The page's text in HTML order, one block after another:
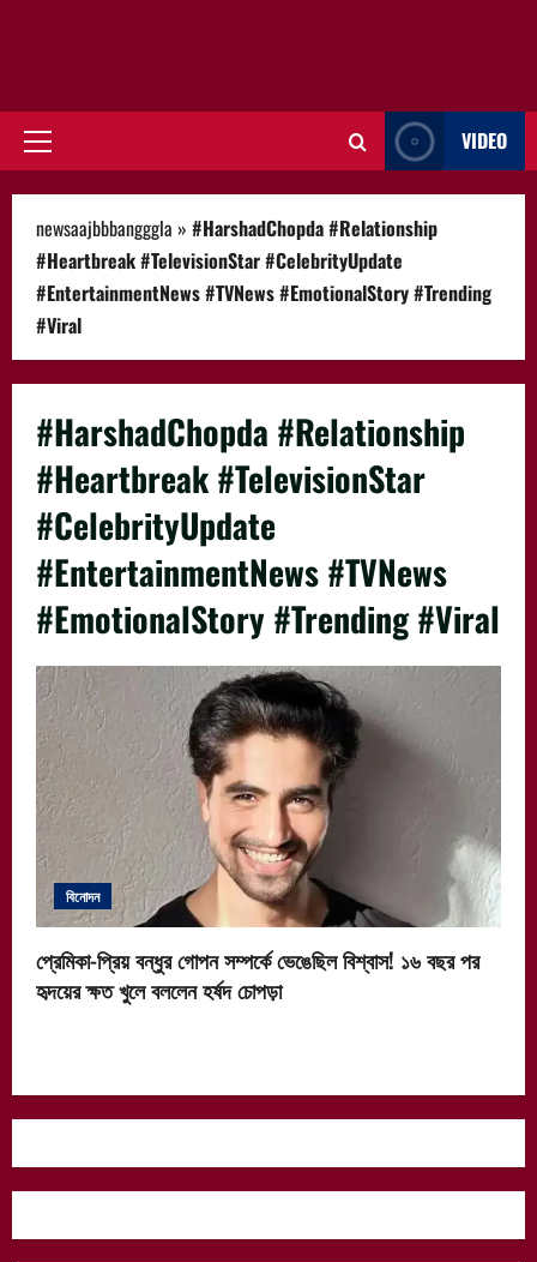
Primary
VIDEO
newsaajbbbangggla » #HarshadChopda #Relationship
#Heartbreak #TelevisionStar #CelebrityUpdate
#EntertainmentNews #TVNews #EmotionalStory #Trending
#Viral
#HarshadChopda #Relationship
#Heartbreak #TelevisionStar
#CelebrityUpdate
#EntertainmentNews #TVNews
#EmotionalStory #Trending #Viral
বিনোদন
প্রেমিকা-প্রিয় বন্ধুর গোপন সম্পর্কে ভেঙেছিল বিশ্বাস! ১৬ বছর পর
হৃদয়ের ক্ষত খুলে বললেন হর্ষদ চোপড়া